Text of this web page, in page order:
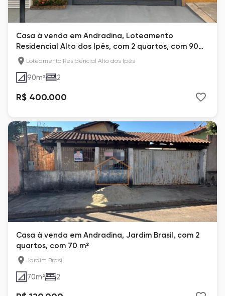
Casa à venda em Andradina, Loteamento
Residencial Alto dos Ipês, com 2 quartos, com 90
m² Loteamento Residencial Alto dos Ipês
90m² 2
R$ 400.000
Casa à venda em Andradina, Jardim Brasil, com 2
quartos, com 70 m²
Jardim Brasil
70m² 2